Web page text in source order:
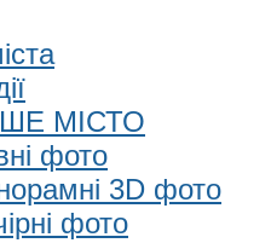
МІСТО
фото
3D фото
фото